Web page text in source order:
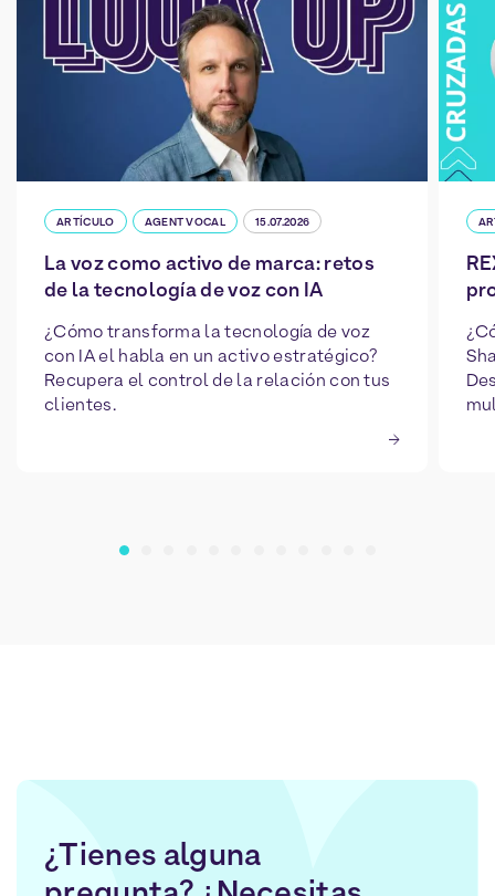
ARTÍCULO AGENT VOCAL 15.07.2026
La voz como activo de marca: retos
de la tecnología de voz con IA
¿Cómo transforma la tecnología de voz
con IA el habla en un activo estratégico?
Recupera el control de la relación con tus
clientes.
¿Tienes alguna